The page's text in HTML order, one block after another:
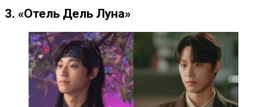
3. «Отель Дель Луна»